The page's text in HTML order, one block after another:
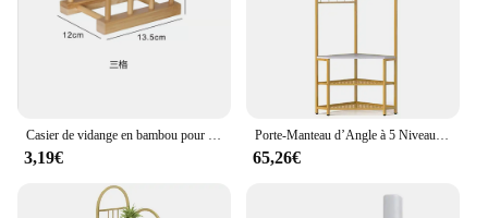
3,19€ 65,26€